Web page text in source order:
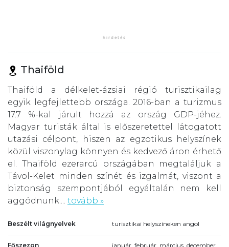
Thaiföld
Thaiföld a délkelet-ázsiai régió turisztikailag
egyik legfejlettebb országa. 2016-ban a turizmus
17.7 %-kal járult hozzá az ország GDP-jéhez.
Magyar turisták által is előszeretettel látogatott
utazási célpont, hiszen az egzotikus helyszínek
közül viszonylag könnyen és kedvező áron érhető
el. Thaiföld ezerarcú országában megtaláljuk a
Távol-Kelet minden színét és izgalmát, viszont a
biztonság szempontjából egyáltalán nem kell
aggódnunk.... tovább »
Beszélt világnyelvek turisztikai helyszíneken angol
Főszezon január, február, március, december